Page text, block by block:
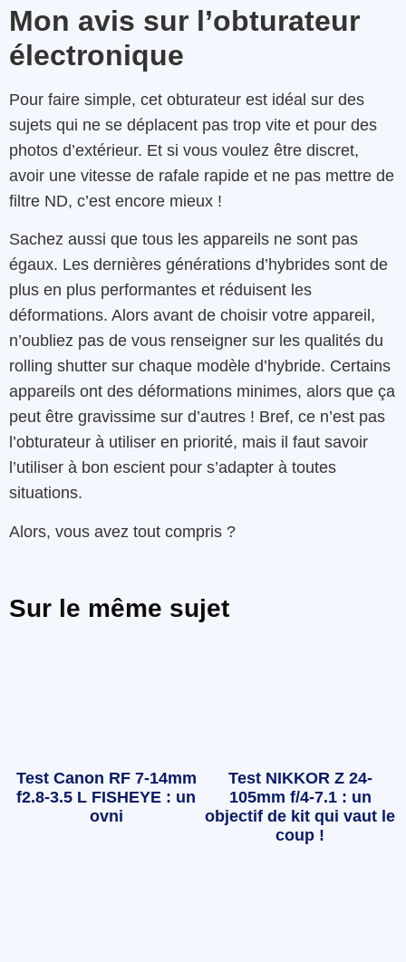
Mon avis sur l’obturateur
électronique
Pour faire simple, cet obturateur est idéal sur des
sujets qui ne se déplacent pas trop vite et pour des
photos d’extérieur. Et si vous voulez être discret,
avoir une vitesse de rafale rapide et ne pas mettre de
filtre ND, c’est encore mieux !
Sachez aussi que tous les appareils ne sont pas
égaux. Les dernières générations d’hybrides sont de
plus en plus performantes et réduisent les
déformations. Alors avant de choisir votre appareil,
n’oubliez pas de vous renseigner sur les qualités du
rolling shutter sur chaque modèle d’hybride. Certains
appareils ont des déformations minimes, alors que ça
peut être gravissime sur d’autres ! Bref, ce n’est pas
l’obturateur à utiliser en priorité, mais il faut savoir
l’utiliser à bon escient pour s’adapter à toutes
situations.
Alors, vous avez tout compris ?
Sur le même sujet
Test Canon RF 7-14mm
f2.8-3.5 L FISHEYE : un
ovni
Test NIKKOR Z 24-
105mm f/4-7.1 : un
objectif de kit qui vaut le
coup !